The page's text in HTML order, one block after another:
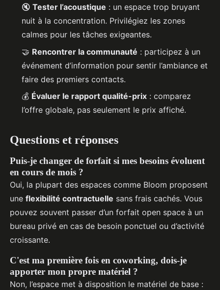
🔇 Tester l’acoustique : un espace trop bruyant
nuit à la concentration. Privilégiez les zones
calmes pour les tâches exigeantes.
🤝 Rencontrer la communauté : participez à un
événement d’information pour sentir l’ambiance et
faire des premiers contacts.
💰 Évaluer le rapport qualité-prix : comparez
l’offre globale, pas seulement le prix affiché.
Questions et réponses
Puis-je changer de forfait si mes besoins évoluent
en cours de mois ?
Oui, la plupart des espaces comme Bloom proposent
une flexibilité contractuelle sans frais cachés. Vous
pouvez souvent passer d’un forfait open space à un
bureau privé en cas de besoin ponctuel ou d’activité
croissante.
C'est ma première fois en coworking, dois-je
apporter mon propre matériel ?
Non, l’espace met à disposition le matériel de base :